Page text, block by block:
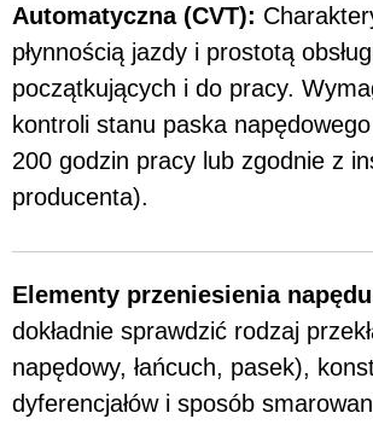
Automatyczna (CVT):
płynnością jazdy i prostotą
początkujących i do pracy.
kontroli stanu paska
200 godzin pracy lub zgodnie z
producenta).
Elementy przeniesienia
dokładnie sprawdzić rodzaj
napędowy, łańcuch, pasek),
dyferencjałów i sposób